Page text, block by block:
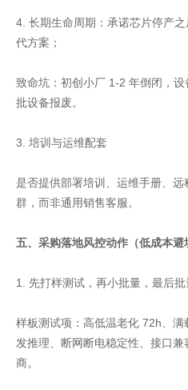
4. 长期生命周期：承诺芯片停产
代方案；
致命坑：初创小厂 1-2 年倒闭，
批设备报废。
3. 培训与运维配套
是否提供部署培训、运维手册、
群，而非通用销售客服。
五、采购落地风控动作（低成本避
1. 先打样测试，再小批量，最后批
样板测试项：高低温老化 72h、
发推理、断网断电稳定性、接口
商。